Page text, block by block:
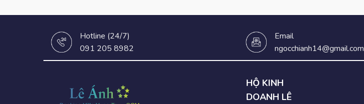
Hotline (24/7)
091 205 8982
Email
ngocchianh14@gmail.com
HỘ KINH
DOANH LÊ